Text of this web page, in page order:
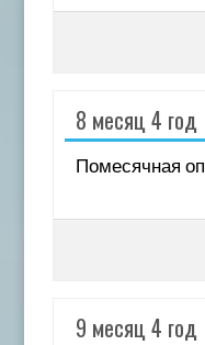
8 месяц 4 год
Помесячная
9 месяц 4 год